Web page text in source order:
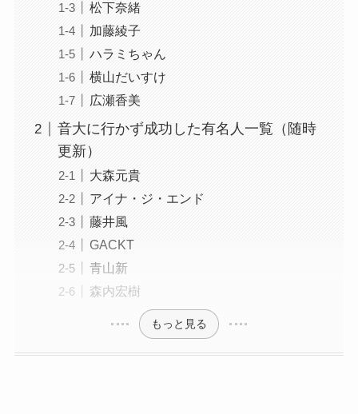
松下奈緒
加藤綾子
ハラミちゃん
横山だいすけ
広瀬香美
音大に行かず成功した有名人一覧（随時
更新）
大森元貴
アイナ・ジ・エンド
藤井風
GACKT
青山新
森内宏樹
もっと見る